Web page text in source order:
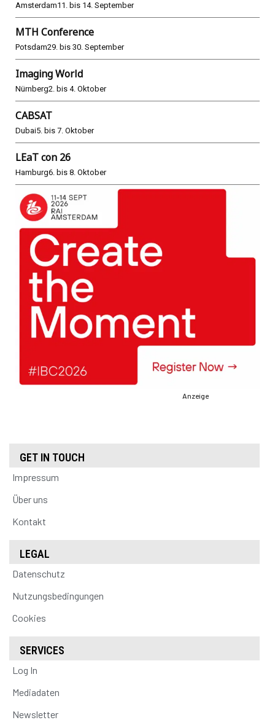
Amsterdam11. bis 14. September
MTH Conference
Potsdam29. bis 30. September
Imaging World
Nürnberg2. bis 4. Oktober
CABSAT
Dubai5. bis 7. Oktober
LEaT con 26
Hamburg6. bis 8. Oktober
Anzeige
GET IN TOUCH
Impressum
Über uns
Kontakt
LEGAL
Datenschutz
Nutzungsbedingungen
Cookies
SERVICES
Log In
Mediadaten
Newsletter